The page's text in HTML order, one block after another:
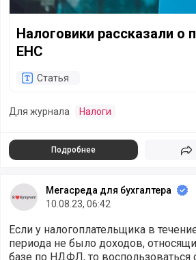
Налоговики рассказали о
ЕНС
Статья
Для журнала Налоги
Подробнее
Мегасреда для бухгалтера
10.08.23, 06:42
Если у налогоплательщика в
периода не было доходов,
базе по НДФЛ, то